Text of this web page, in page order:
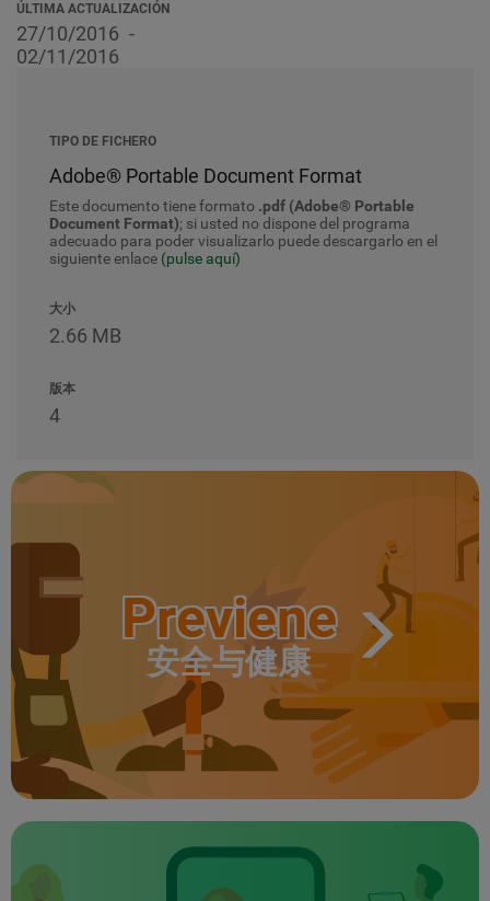
ÚLTIMA ACTUALIZACIÓN
27/10/2016
02/11/2016
TIPO DE FICHERO
Adobe® Portable Document Format
Este documento tiene formato .pdf (Adobe® Portable
Document Format); si usted no dispone del programa
adecuado para poder visualizarlo puede descargarlo en el
siguiente enlace (pulse aquí)
大小
2.66 MB
版本
4
Previene
安全与健康